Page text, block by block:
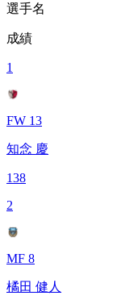
選手名
成績
1
FW 13
知念 慶
138
2
MF 8
橘田 健人